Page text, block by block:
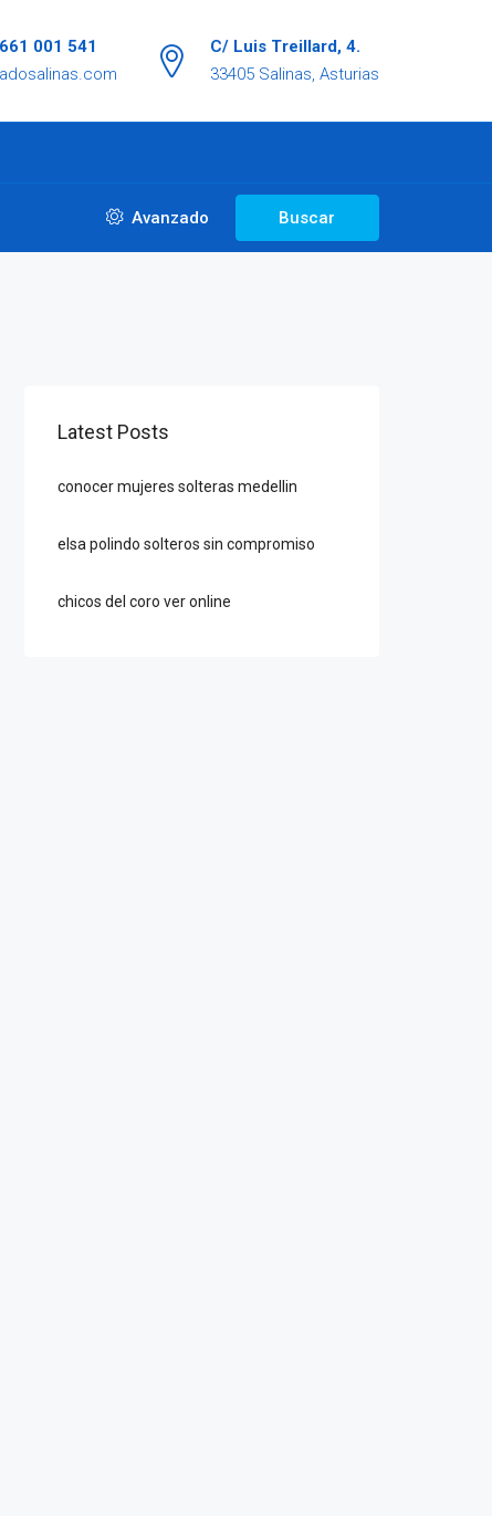
001 541
C/ Luis Treillard, 4.
33405 Salinas, Asturias
Avanzado Buscar
Latest Posts
conocer mujeres solteras medellin
elsa polindo solteros sin compromiso
chicos del coro ver online